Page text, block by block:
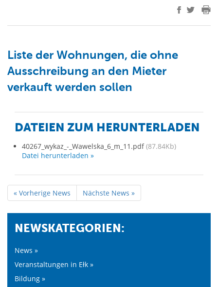
Liste der Wohnungen, die ohne
Ausschreibung an den Mieter
verkauft werden sollen
DATEIEN ZUM HERUNTERLADEN
40267_wykaz_-_Wawelska_6_m_11.pdf(87.84Kb)
Datei herunterladen »
« Vorherige News Nächste News »
NEWSKATEGORIEN:
News »
Veranstaltungen in Ełk »
Bildung »